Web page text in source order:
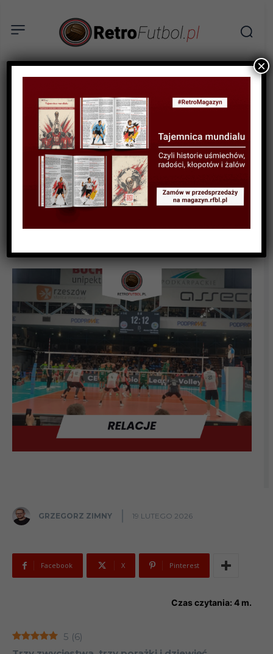
AKTUALNOŚCI
Awans po zwycięstwie w
polskim meczu –
podsumowanie występów
siatkarzy Asseco Resovii w
fazie grupowej Ligi
Mistrzów
GRZEGORZ ZIMNY 19 LUTEGO 2026
Facebook X Pinterest
Czas czytania: 4 m.
5 (6)
×